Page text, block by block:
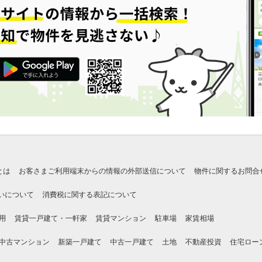
は お客さまご利用端末からの情報の外部送信について 物件に関するお問合
について 消費税に関する表記について
賃貸一戸建て・一軒家 賃貸マンション 駐車場 家賃相場
古マンション 新築一戸建て 中古一戸建て 土地 不動産投資 住宅ロー